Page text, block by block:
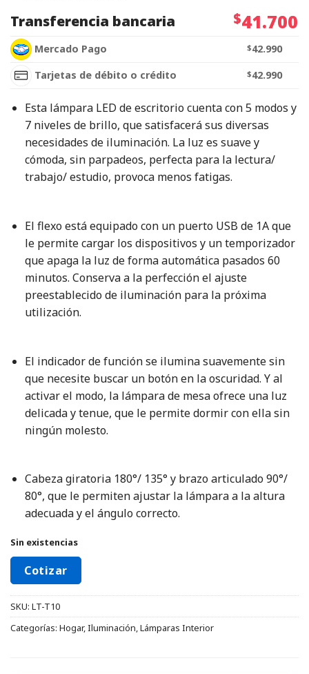
Transferencia bancaria
$41.700
Mercado Pago $42.990
Tarjetas de débito o crédito
$42.990
Esta lámpara LED de escritorio cuenta con 5 modos y
7 niveles de brillo, que satisfacerá sus diversas
necesidades de iluminación. La luz es suave y
cómoda, sin parpadeos, perfecta para la lectura/
trabajo/ estudio, provoca menos fatigas.
El flexo está equipado con un puerto USB de 1A que
le permite cargar los dispositivos y un temporizador
que apaga la luz de forma automática pasados 60
minutos. Conserva a la perfección el ajuste
preestablecido de iluminación para la próxima
utilización.
El indicador de función se ilumina suavemente sin
que necesite buscar un botón en la oscuridad. Y al
activar el modo, la lámpara de mesa ofrece una luz
delicada y tenue, que le permite dormir con ella sin
ningún molesto.
Cabeza giratoria 180°/ 135° y brazo articulado 90°/
80°, que le permiten ajustar la lámpara a la altura
adecuada y el ángulo correcto.
Sin existencias
Cotizar
SKU: LT-T10
Categorías: Hogar,Iluminación,Lámparas Interior